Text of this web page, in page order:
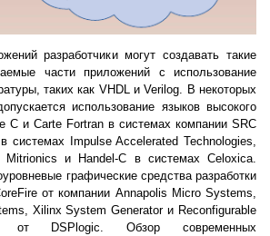
разработчики могут создавать такие
части приложений с использование
таких как VHDL и Verilog. В некоторых
использование языков высокого
C и Carte Fortran в системах компании SRC
системах Impulse Accelerated Technologies,
и Handel-C в системах Celoxica.
графические средства разработки
от компании Annapolis Micro Systems,
Xilinx System Generator и Reconfigurable
от DSPlogic. Обзор современных